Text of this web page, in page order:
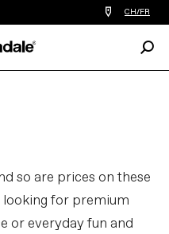
Trouver
le
proche
CH/FR
so are prices on these
looking for premium
or everyday fun and